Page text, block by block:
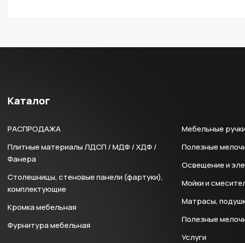
Каталог
РАСПРОДАЖА
Плитные материалы ЛДСП / МДФ / ХДФ /
Фанера
Столешницы, стеновые панели (фартуки),
комплектующие
Кромка мебельная
Фурнитура мебельная
Мебельные
Полезные
Освещение и
Мойки и
Матрасы,
Полезные
Услуги